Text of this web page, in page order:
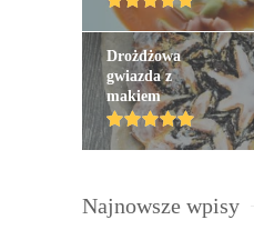
Drożdżowa
gwiazda z
makiem
Najnowsze wpisy